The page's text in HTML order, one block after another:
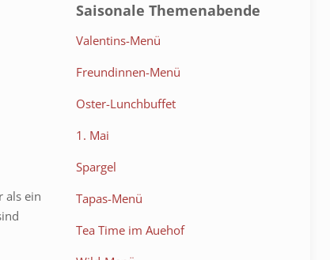
als ein
Saisonale Themenabende
Valentins-Menü
Freundinnen-Menü
Oster-Lunchbuffet
1. Mai
Spargel
Tapas-Menü
Tea Time im Auehof